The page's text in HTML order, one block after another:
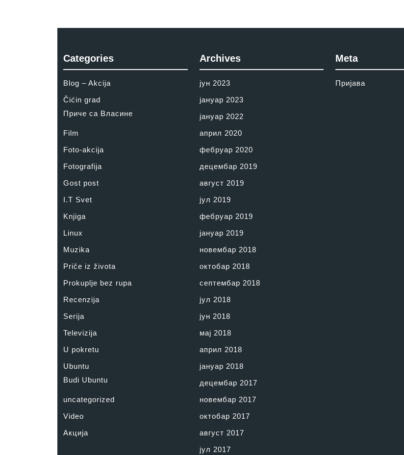
Categories
Blog – Akcija
Čićin grad
Приче са Власине
Film
Foto-akcija
Fotografija
Gost post
I.T Svet
Knjiga
Linux
Muzika
Priče iz života
Prokuplje bez rupa
Recenzija
Serija
Televizija
U pokretu
Ubuntu
Budi Ubuntu
uncategorized
Video
Акција
Archives
јун 2023
јануар 2023
јануар 2022
април 2020
фебруар 2020
децембар 2019
август 2019
јул 2019
фебруар 2019
јануар 2019
новембар 2018
октобар 2018
септембар 2018
јул 2018
јун 2018
мај 2018
април 2018
јануар 2018
децембар 2017
новембар 2017
октобар 2017
август 2017
јул 2017
Meta
Пријава